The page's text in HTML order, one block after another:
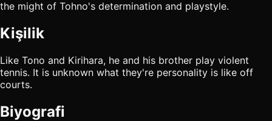
the might of Tohno's determination and playstyle.
Kişilik
Like Tono and Kirihara, he and his brother play violent
tennis. It is unknown what they're personality is like off
courts.
Biyografi